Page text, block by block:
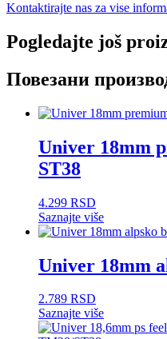
Kontaktirajte nas za vise
Pogledajte još
Повезани
Univer 18mm
ST38
4.299 RSD
Saznajte više
Univer 18mm
2.789 RSD
Saznajte više